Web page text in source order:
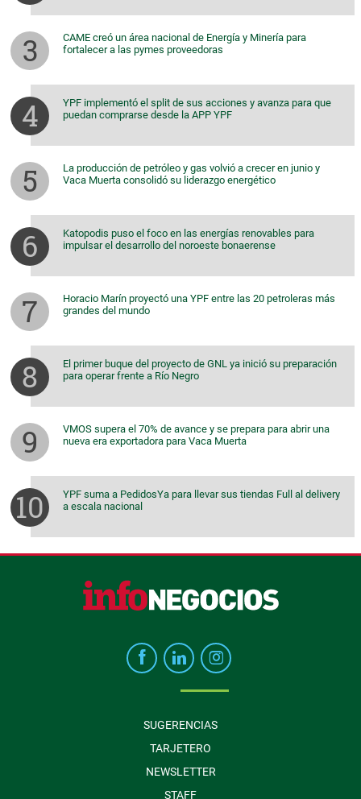
CAME creó un área nacional de Energía y Minería para
fortalecer a las pymes proveedoras
YPF implementó el split de sus acciones y avanza para que
puedan comprarse desde la APP YPF
La producción de petróleo y gas volvió a crecer en junio y
Vaca Muerta consolidó su liderazgo energético
Katopodis puso el foco en las energías renovables para
impulsar el desarrollo del noroeste bonaerense
Horacio Marín proyectó una YPF entre las 20 petroleras más
grandes del mundo
El primer buque del proyecto de GNL ya inició su preparación
para operar frente a Río Negro
VMOS supera el 70% de avance y se prepara para abrir una
nueva era exportadora para Vaca Muerta
YPF suma a PedidosYa para llevar sus tiendas Full al delivery
a escala nacional
SUGERENCIAS
TARJETERO
NEWSLETTER
STAFF